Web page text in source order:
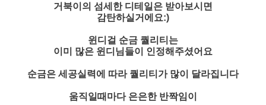
거북이의 섬세한 디테일은 받아보시면
감탄하실거에요:)
윈디걸 순금 퀄리티는
이미 많은 윈디님들이 인정해주셨어요
순금은 세공실력에 따라 퀄리티가 많이 달라집니다
움직일때마다 은은한 반짝임이